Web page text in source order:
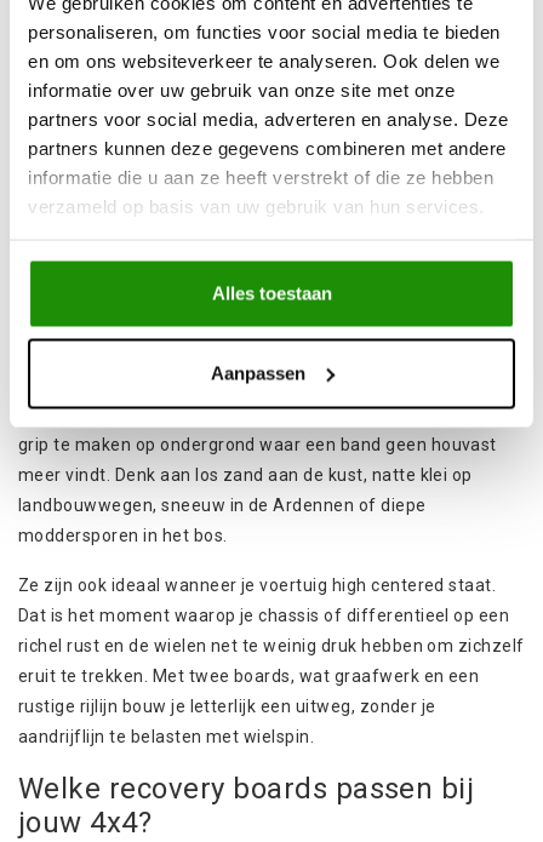
personaliseren, om functies voor social media te bieden
en om ons websiteverkeer te analyseren. Ook delen we
informatie over uw gebruik van onze site met onze
partners voor social media, adverteren en analyse. Deze
partners kunnen deze gegevens combineren met andere
informatie die u aan ze heeft verstrekt of die ze hebben
verzameld op basis van uw gebruik van hun services.
Alles toestaan
Aanpassen
Op zo’n moment wil je vooral snel en gecontroleerd weer
tractie. Recovery boards zijn dan een van de handigste tools
in je uitrusting.
Bij 4WDshop.be vind je recovery boards die passen bij echte
samen met een schep en een degelijke recovery kit. Zeker
gewicht onderweg bent.
Wanneer gebruik je recovery boards
en wat lossen ze op?
, ook wel tractieplaten of zandplaten
genoemd, leg je onder de aangedreven wielen om opnieuw
grip te maken op ondergrond waar een band geen houvast
meer vindt. Denk aan los zand aan de kust, natte klei op
landbouwwegen, sneeuw in de Ardennen of diepe
moddersporen in het bos.
Ze zijn ook ideaal wanneer je voertuig high centered staat.
Dat is het moment waarop je chassis of differentieel op een
richel rust en de wielen net te weinig druk hebben om zichzelf
eruit te trekken. Met twee boards, wat graafwerk en een
rustige rijlijn bouw je letterlijk een uitweg, zonder je
aandrijflijn te belasten met wielspin.
Welke recovery boards passen bij
jouw 4x4?